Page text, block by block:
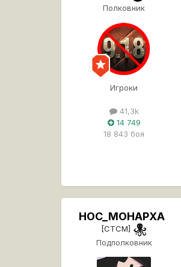
Полковник
Игроки
41,3k
14 749
18 843 боя
HOC_MOHAPXA
[CTCM]
Подполковник